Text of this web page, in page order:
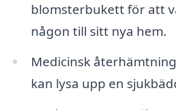
blomsterbukett för att
någon till sitt nya hem.
Medicinsk
kan lysa upp en